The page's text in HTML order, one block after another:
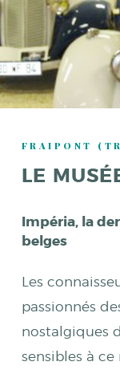
FRAIPONT
LE
Impéria, la
belges
Les
passionnés
nostalgiques
sensibles à ce